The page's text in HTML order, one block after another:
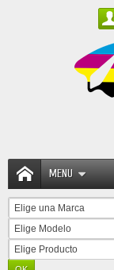
MENU
Elige una Marca
Elige Modelo
Elige Producto